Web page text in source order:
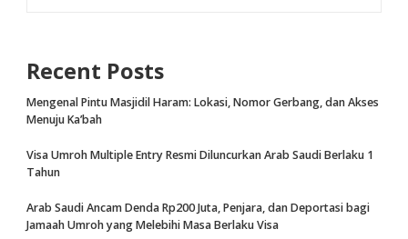
Recent Posts
Mengenal Pintu Masjidil Haram: Lokasi, Nomor Gerbang, dan Akses
Menuju Ka’bah
Visa Umroh Multiple Entry Resmi Diluncurkan Arab Saudi Berlaku 1
Tahun
Arab Saudi Ancam Denda Rp200 Juta, Penjara, dan Deportasi bagi
Jamaah Umroh yang Melebihi Masa Berlaku Visa